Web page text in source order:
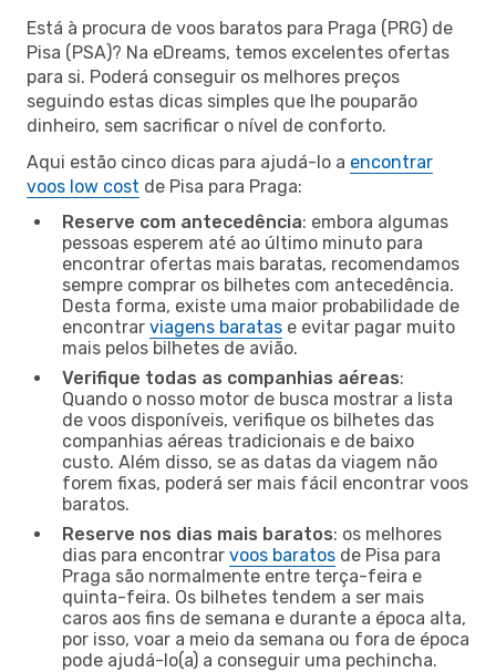
Está à procura de voos baratos para Praga (PRG) de
Pisa (PSA)? Na eDreams, temos excelentes ofertas
para si. Poderá conseguir os melhores preços
seguindo estas dicas simples que lhe pouparão
dinheiro, sem sacrificar o nível de conforto.
Aqui estão cinco dicas para ajudá-lo a encontrar
voos low cost de Pisa para Praga:
Reserve com antecedência: embora algumas
pessoas esperem até ao último minuto para
encontrar ofertas mais baratas, recomendamos
sempre comprar os bilhetes com antecedência.
Desta forma, existe uma maior probabilidade de
encontrar viagens baratas e evitar pagar muito
mais pelos bilhetes de avião.
Verifique todas as companhias aéreas:
Quando o nosso motor de busca mostrar a lista
de voos disponíveis, verifique os bilhetes das
companhias aéreas tradicionais e de baixo
custo. Além disso, se as datas da viagem não
forem fixas, poderá ser mais fácil encontrar voos
baratos.
Reserve nos dias mais baratos: os melhores
dias para encontrar voos baratos de Pisa para
Praga são normalmente entre terça-feira e
quinta-feira. Os bilhetes tendem a ser mais
caros aos fins de semana e durante a época alta,
por isso, voar a meio da semana ou fora de época
pode ajudá-lo(a) a conseguir uma pechincha.